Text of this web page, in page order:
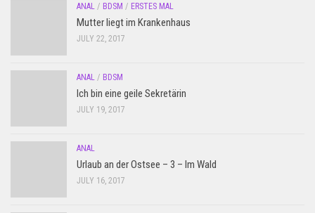
ANAL / BDSM / ERSTES MAL
Mutter liegt im Krankenhaus
JULY 22, 2017
ANAL / BDSM
Ich bin eine geile Sekretärin
JULY 19, 2017
ANAL
Urlaub an der Ostsee – 3 – Im Wald
JULY 16, 2017